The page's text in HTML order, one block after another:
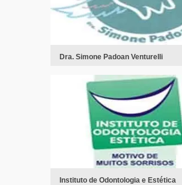
Dra. Simone Padoan Venturelli
Instituto de Odontologia e Estética